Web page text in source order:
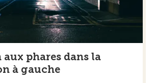
phares dans la
à gauche